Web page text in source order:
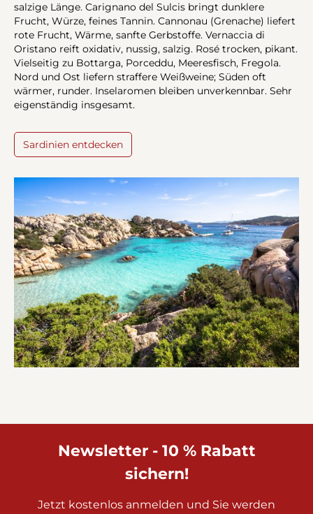
salzige Länge. Carignano del Sulcis bringt dunklere
Frucht, Würze, feines Tannin. Cannonau (Grenache) liefert
rote Frucht, Wärme, sanfte Gerbstoffe. Vernaccia di
Oristano reift oxidativ, nussig, salzig. Rosé trocken, pikant.
Vielseitig zu Bottarga, Porceddu, Meeresfisch, Fregola.
Nord und Ost liefern straffere Weißweine; Süden oft
wärmer, runder. Inselaromen bleiben unverkennbar. Sehr
eigenständig insgesamt.
Sardinien entdecken
Newsletter - 10 % Rabatt
sichern!
Jetzt kostenlos anmelden und Sie werden